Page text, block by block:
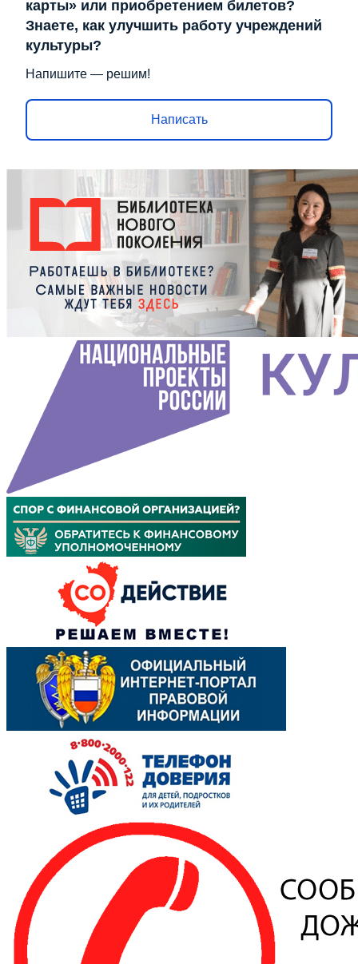
карты» или приобретением билетов?
Знаете, как улучшить работу учреждений
культуры?
Напишите — решим!
Написать